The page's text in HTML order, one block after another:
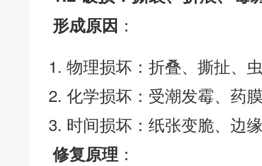
形成原因 ：
物理损坏：折叠、撕扯、
化学损坏：受潮发霉、药
时间损坏：纸张变脆、边
修复原理 ：